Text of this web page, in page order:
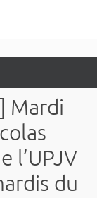
Mardi
l’UPJV
du